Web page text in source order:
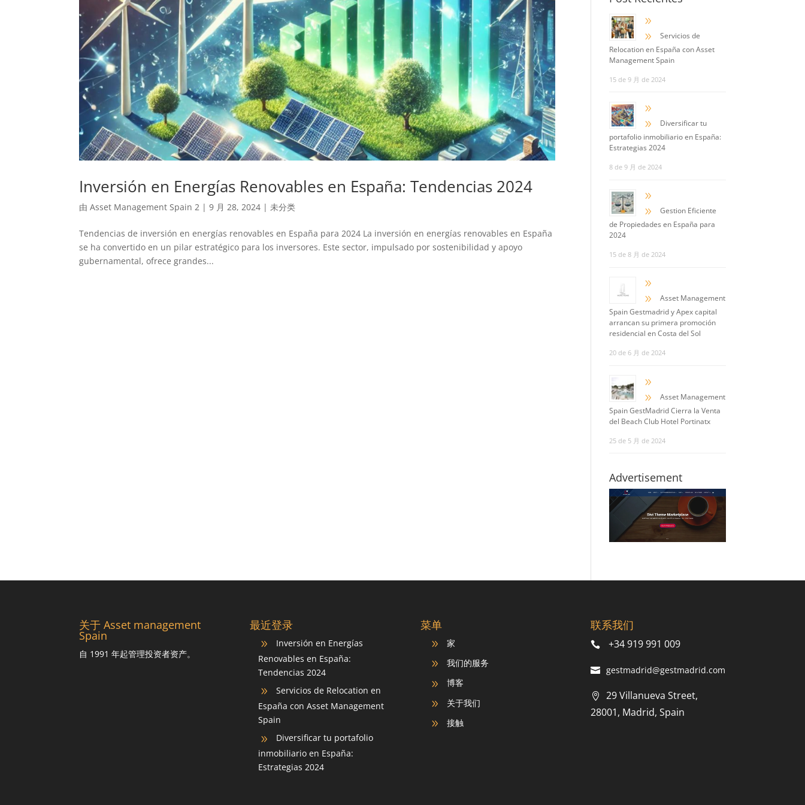
Inversión en Energías Renovables en España: Tendencias 2024
由 Asset Management Spain 2 | 9 月 28, 2024 | 未分类
Tendencias de inversión en energías renovables en España para 2024 La inversión en energías renovables en España
se ha convertido en un pilar estratégico para los inversores. Este sector, impulsado por sostenibilidad y apoyo
gubernamental, ofrece grandes...
9
9
Servicios de
Relocation en España con Asset
Management Spain
15 de 9 月 de 2024
9
9
Diversificar tu
portafolio inmobiliario en España:
Estrategias 2024
8 de 9 月 de 2024
9
9
Gestion Eficiente
de Propiedades en España para
2024
15 de 8 月 de 2024
9
9
Asset Management
Spain Gestmadrid y Apex capital
arrancan su primera promoción
residencial en Costa del Sol
20 de 6 月 de 2024
9
9
Asset Management
Spain GestMadrid Cierra la Venta
del Beach Club Hotel Portinatx
25 de 5 月 de 2024
Advertisement
关于 Asset management
Spain
自 1991 年起管理投资者资产。
最近登录
9
Inversión en Energías
Renovables en España:
Tendencias 2024
9
Servicios de Relocation en
España con Asset Management
Spain
9
Diversificar tu portafolio
inmobiliario en España:
Estrategias 2024
菜单
9 家
9 我们的服务
9 博客
9 关于我们
9 接触
联系我们
+34 919 991 009
gestmadrid@gestmadrid.com
29 Villanueva Street,
28001, Madrid, Spain